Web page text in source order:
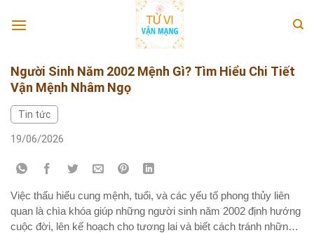
Người Sinh Năm 2002 Mệnh Gì? Tìm Hiểu Chi Tiết
Vận Mệnh Nhâm Ngọ
Tin tức
19/06/2026
Việc thấu hiểu cung mệnh, tuổi, và các yếu tố phong thủy liên
quan là chìa khóa giúp những người sinh năm 2002 định hướng
cuộc đời, lên kế hoạch cho tương lai và biết cách tránh những